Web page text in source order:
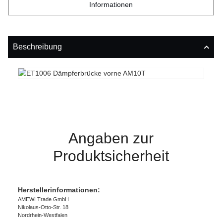
Informationen
Beschreibung
Angaben zur
Produktsicherheit
Herstellerinformationen:
AMEWI Trade GmbH
Nikolaus-Otto-Str. 18
Nordrhein-Westfalen